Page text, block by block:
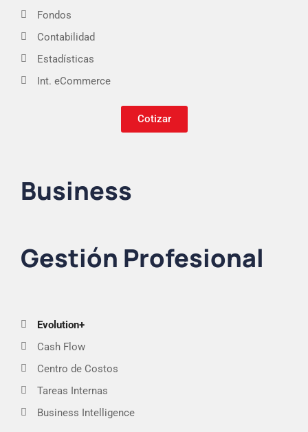
Fondos
Contabilidad
Estadísticas
Int. eCommerce
Cotizar
Business
Gestión Profesional
Evolution+
Cash Flow
Centro de Costos
Tareas Internas
Business Intelligence